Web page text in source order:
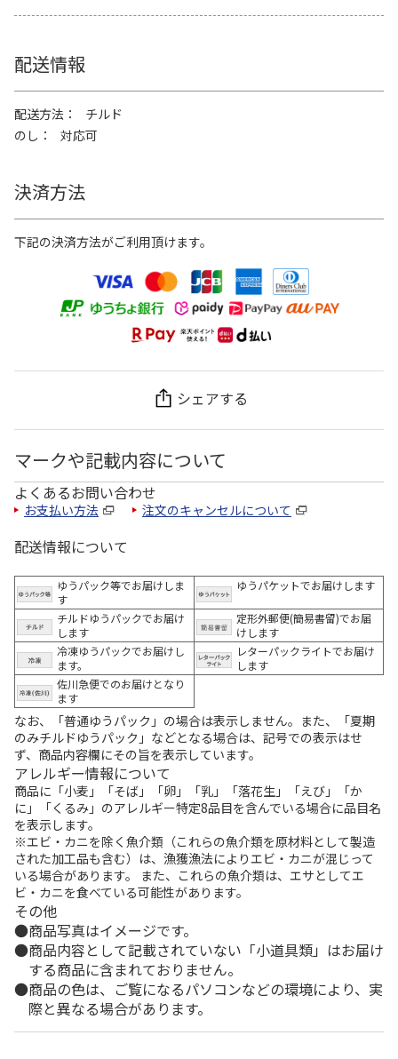
配送情報
配送方法
チルド
のし
対応可
決済方法
下記の決済方法がご利用頂けます。
シェアする
マークや記載内容について
よくあるお問い合わせ
お支払い方法 注文のキャンセルについて
配送情報について
ゆうパック等でお届けしま
す
ゆうパケットでお届けします
チルドゆうパックでお届け
します
定形外郵便(簡易書留)でお届
けします
冷凍ゆうパックでお届けし
ます。
レターパックライトでお届け
します
佐川急便でのお届けとなり
ます
なお、「普通ゆうパック」の場合は表示しません。また、「夏期
のみチルドゆうパック」などとなる場合は、記号での表示はせ
ず、商品内容欄にその旨を表示しています。
アレルギー情報について
商品に「小麦」「そば」「卵」「乳」「落花生」「えび」「か
に」「くるみ」のアレルギー特定8品目を含んでいる場合に品目名
を表示します。
※エビ・カニを除く魚介類（これらの魚介類を原材料として製造
された加工品も含む）は、漁獲漁法によりエビ・カニが混じって
いる場合があります。 また、これらの魚介類は、エサとしてエ
ビ・カニを食べている可能性があります。
その他
商品写真はイメージです。
商品内容として記載されていない「小道具類」はお届け
する商品に含まれておりません。
商品の色は、ご覧になるパソコンなどの環境により、実
際と異なる場合があります。